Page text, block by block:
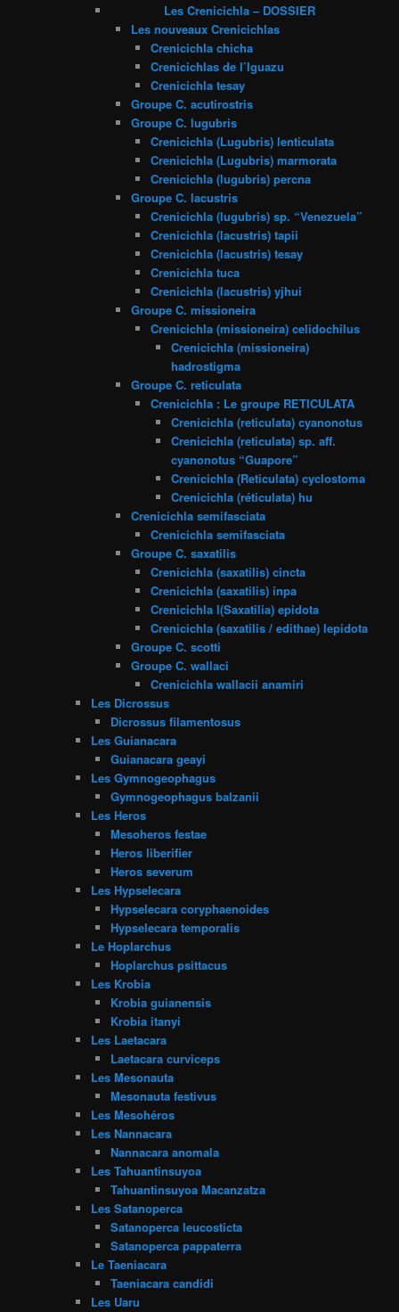
Les Crenicichla – DOSSIER
Les nouveaux Crenicichlas
Crenicichla chicha
Crenicichlas de l’Iguazu
Crenicichla tesay
Groupe C. acutirostris
Groupe C. lugubris
Crenicichla (Lugubris) lenticulata
Crenicichla (Lugubris) marmorata
Crenicichla (lugubris) percna
Groupe C. lacustris
Crenicichla (lugubris) sp. “Venezuela”
Crenicichla (lacustris) tapii
Crenicichla (lacustris) tesay
Crenicichla tuca
Crenicichla (lacustris) yjhui
Groupe C. missioneira
Crenicichla (missioneira) celidochilus
Crenicichla (missioneira)
hadrostigma
Groupe C. reticulata
Crenicichla : Le groupe RETICULATA
Crenicichla (reticulata) cyanonotus
Crenicichla (reticulata) sp. aff.
cyanonotus “Guapore”
Crenicichla (Reticulata) cyclostoma
Crenicichla (réticulata) hu
Crenicichla semifasciata
Crenicichla semifasciata
Groupe C. saxatilis
Crenicichla (saxatilis) cincta
Crenicichla (saxatilis) inpa
Crenicichla l(Saxatilia) epidota
Crenicichla (saxatilis / edithae) lepidota
Groupe C. scotti
Groupe C. wallaci
Crenicichla wallacii anamiri
Les Dicrossus
Dicrossus filamentosus
Les Guianacara
Guianacara geayi
Les Gymnogeophagus
Gymnogeophagus balzanii
Les Heros
Mesoheros festae
Heros liberifier
Heros severum
Les Hypselecara
Hypselecara coryphaenoides
Hypselecara temporalis
Le Hoplarchus
Hoplarchus psittacus
Les Krobia
Krobia guianensis
Krobia itanyi
Les Laetacara
Laetacara curviceps
Les Mesonauta
Mesonauta festivus
Les Mesohéros
Les Nannacara
Nannacara anomala
Les Tahuantinsuyoa
Tahuantinsuyoa Macanzatza
Les Satanoperca
Satanoperca leucosticta
Satanoperca pappaterra
Le Taeniacara
Taeniacara candidi
Les Uaru